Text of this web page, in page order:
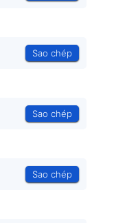
Sao chép
Sao chép
Sao chép